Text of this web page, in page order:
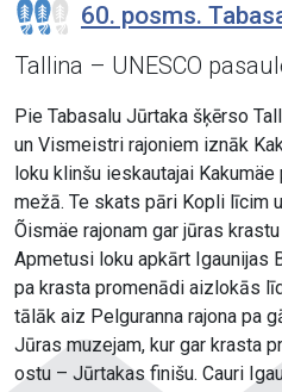
60. posms.
Tallina – UNESCO
Pie Tabasalu Jūrtaka šķērso
un Vismeistri rajoniem iznāk
loku klinšu ieskautajai
mežā. Te skats pāri Kopli līcim
Õismäe rajonam gar jūras
Apmetusi loku apkārt Igaunijas
pa krasta promenādi aizlokās
tālāk aiz Pelguranna rajona pa
Jūras muzejam, kur gar krasta
ostu – Jūrtakas finišu. Cauri